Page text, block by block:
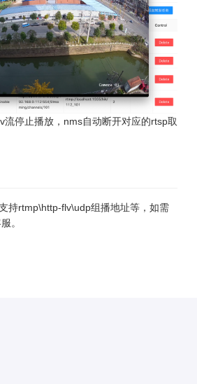
流停止播放，nms自动断开对应的rtsp取
持rtmp\http-flv\udp组播地址等，如需
。